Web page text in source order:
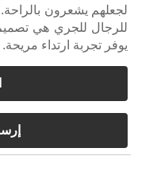
لجعلهم يشعرون
للرجال للجري هي
يوفر تجربة ارتداء مريحة.